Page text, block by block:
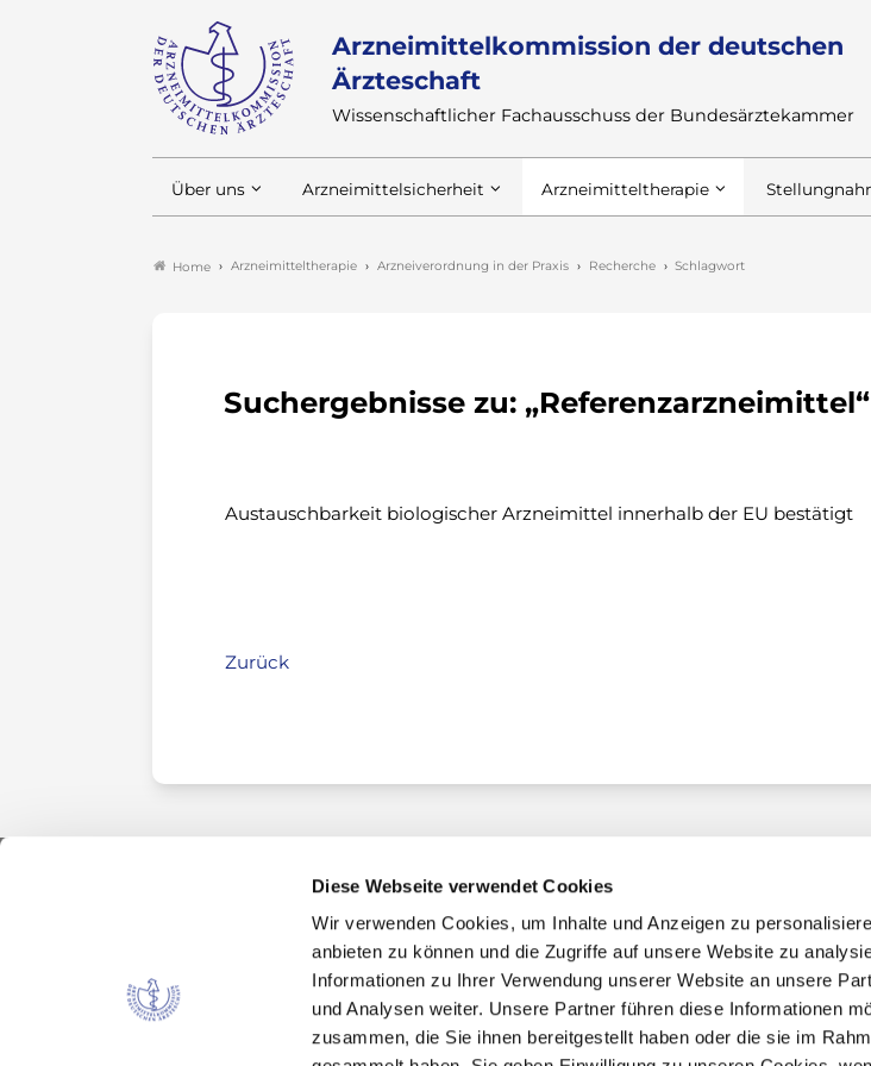
Diese Webseite verwendet Cookies
Wir verwenden Cookies, um Inhalte und Anzeigen zu
anbieten zu können und die Zugriffe auf unsere Website zu
Informationen zu Ihrer Verwendung unserer Website an unsere
und Analysen weiter. Unsere Partner führen diese Informationen
zusammen, die Sie ihnen bereitgestellt haben oder die sie im
Arzneimittelkommission der deutschen
Ärzteschaft
Wissenschaftlicher Fachausschuss der Bundesärztekammer
Über uns Arzneimittelsicherheit Arzneimitteltherapie
Home Arzneimitteltherapie Arzneiverordnung in der Praxis Recherche Schlagwort
Suchergebnisse zu: „Referenzarzneimittel“
Austauschbarkeit biologischer Arzneimittel innerhalb der EU bestätigt
Zurück
Arzneimittelkommission der deutschen Ärzteschaft
Fachausschuss der Bundesärztekammer
Bundesärztekammer
Arbeitsgemeinschaft der deutschen Ärztekammern